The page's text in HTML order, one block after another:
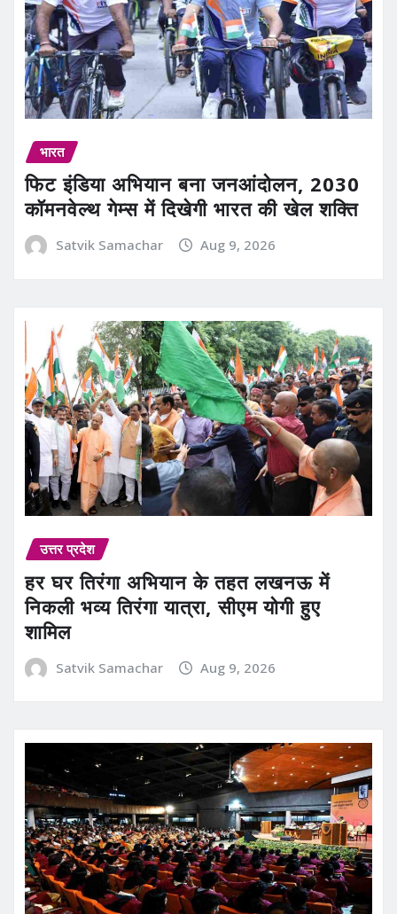
भारत
फिट इंडिया अभियान बना जनआंदोलन, 2030
कॉमनवेल्थ गेम्स में दिखेगी भारत की खेल शक्ति
Satvik Samachar Aug 9, 2026
उत्तर प्रदेश
हर घर तिरंगा अभियान के तहत लखनऊ में
निकली भव्य तिरंगा यात्रा, सीएम योगी हुए
शामिल
Satvik Samachar Aug 9, 2026